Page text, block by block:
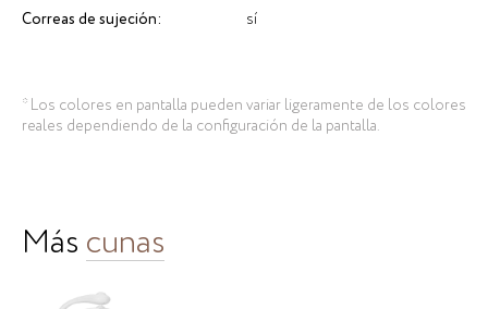
Correas de sujeción: sí
* Los colores en pantalla pueden variar ligeramente de los colores
reales dependiendo de la configuración de la pantalla.
Más cunas